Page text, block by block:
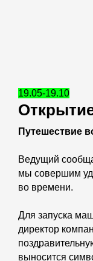
19.05-19.10
Путешествие
Ведущий
мы совершим
во времени.
Для запуска
директор
выносится